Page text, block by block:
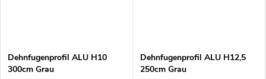
Dehnfugenprofil ALU H10
300cm Grau
Dehnfugenprofil ALU H12,5
250cm Grau